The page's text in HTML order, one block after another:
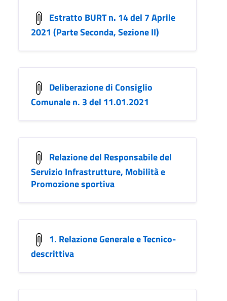
Estratto BURT n. 14 del 7 Aprile
2021 (Parte Seconda, Sezione II)
Deliberazione di Consiglio
Comunale n. 3 del 11.01.2021
Relazione del Responsabile del
Servizio Infrastrutture, Mobilità e
Promozione sportiva
1. Relazione Generale e Tecnico-
descrittiva